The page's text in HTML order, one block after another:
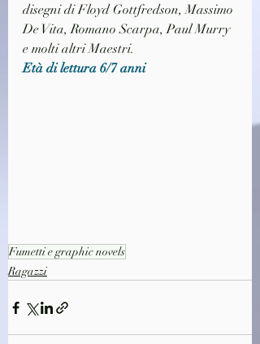
disegni di Floyd Gottfredson, Massimo
De Vita, Romano Scarpa, Paul Murry
e molti altri Maestri.
Età di lettura 6/7 anni
Fumetti e graphic novels
Ragazzi